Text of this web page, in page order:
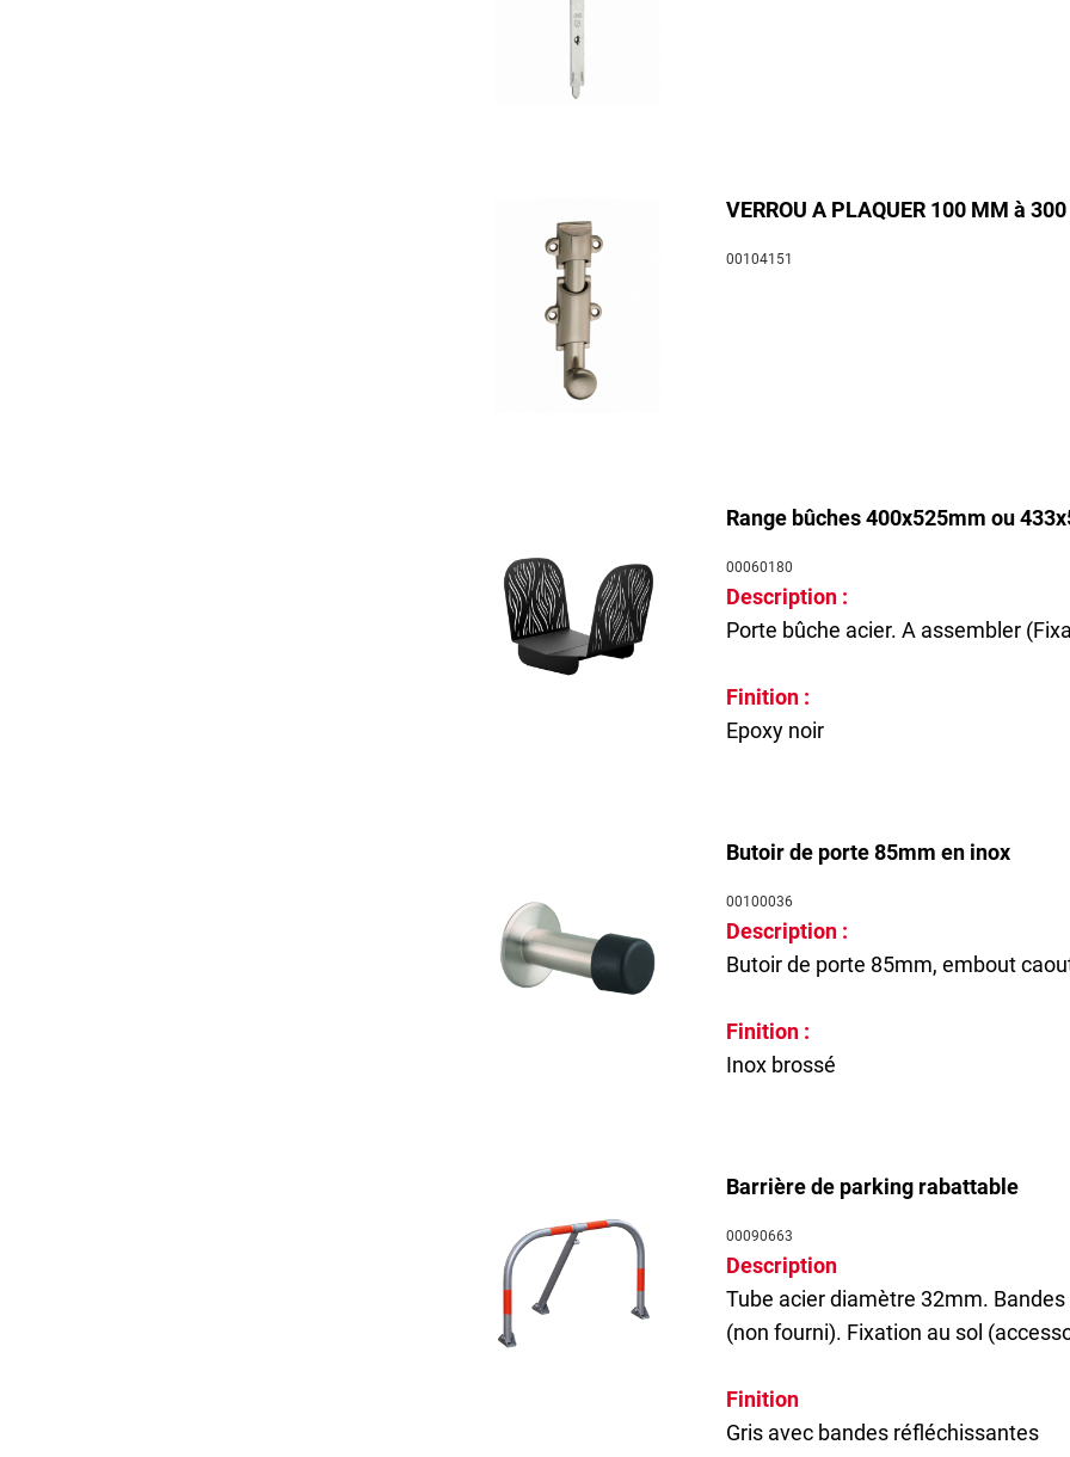
VERROU A PLAQUER 100 MM à
00104151
Range bûches 400x525mm ou
00060180
Description :
Porte bûche acier. A assembler
Finition :
Epoxy noir
Butoir de porte 85mm en inox
00100036
Description :
Butoir de porte 85mm, embout
Finition :
Inox brossé
Barrière de parking rabattable
00090663
Description
Tube acier diamètre 32mm.
(non fourni). Fixation au sol
Finition
Gris avec bandes réfléchissantes